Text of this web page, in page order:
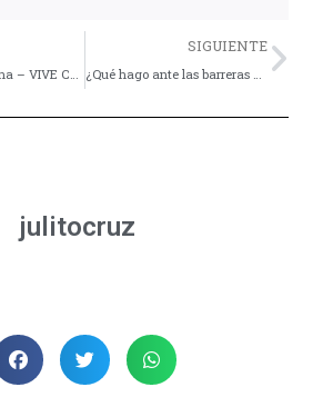
Libro de la Semana – VIVE Cómo aprovechar al máximo tu juventud
SIGUIENTE
¿Qué hago ante las barreras generacionales? – Consejo
julitocruz